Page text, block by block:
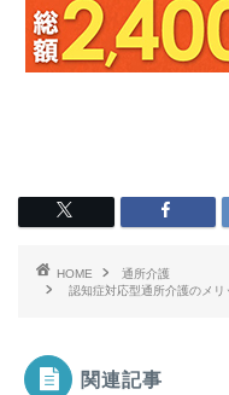
HOME
通所介護
認知症対応型通所介護のメリ
関連記事